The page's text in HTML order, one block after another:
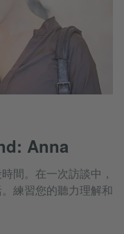
Anna
間。在一次訪談中，
練習您的聽力理解和